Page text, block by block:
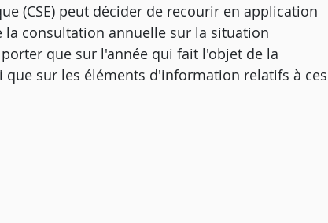
(CSE) peut décider de recourir en application
la consultation annuelle sur la situation
que sur l'année qui fait l'objet de la
sur les éléments d'information relatifs à ces